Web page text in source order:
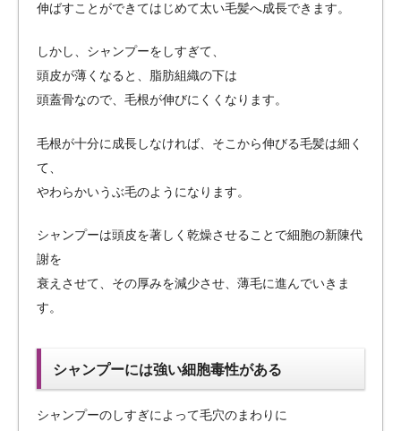
伸ばすことができてはじめて太い毛髪へ成長できます。
しかし、シャンプーをしすぎて、
頭皮が薄くなると、脂肪組織の下は
頭蓋骨なので、毛根が伸びにくくなります。
毛根が十分に成長しなければ、そこから伸びる毛髪は細く
て、
やわらかいうぶ毛のようになります。
シャンプーは頭皮を著しく乾燥させることで細胞の新陳代
謝を
衰えさせて、その厚みを減少させ、薄毛に進んでいきま
す。
シャンプーには強い細胞毒性がある
シャンプーのしすぎによって毛穴のまわりに